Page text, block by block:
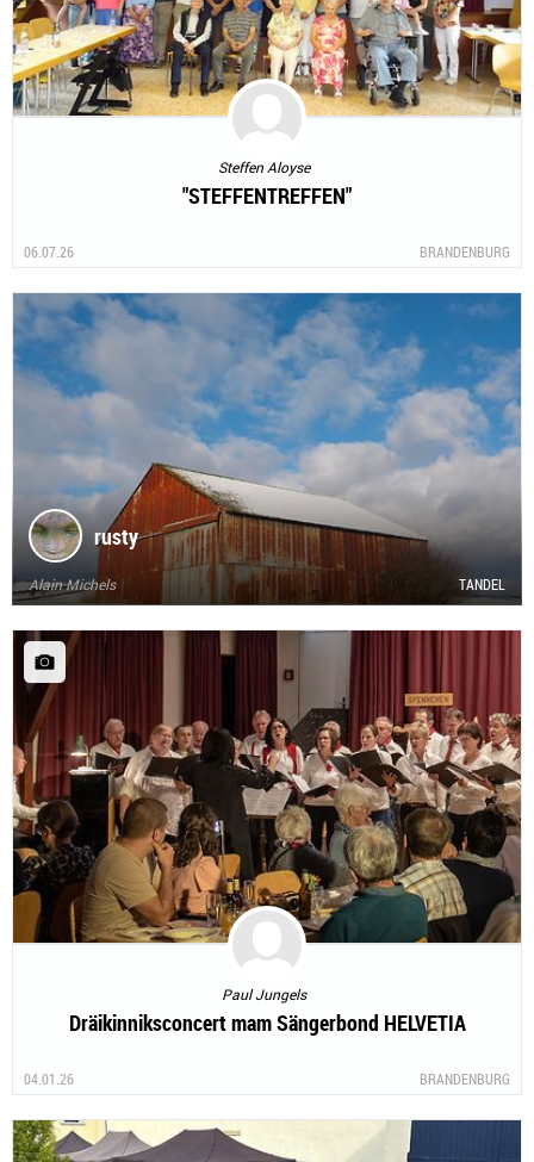
Steffen Aloyse
"STEFFENTREFFEN"
06.07.26 BRANDENBURG
rusty
Alain Michels TANDEL
Paul Jungels
Dräikinniksconcert mam Sängerbond HELVETIA
04.01.26 BRANDENBURG